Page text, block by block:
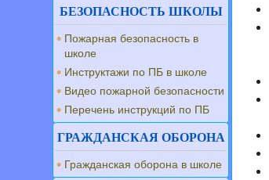
БЕЗОПАСНОСТЬ ШКОЛЫ
Пожарная безопасность в
школе
Инструктажи по ПБ в школе
Видео пожарной безопасности
Перечень инструкций по ПБ
ГРАЖДАНСКАЯ ОБОРОНА
Гражданская оборона в школе